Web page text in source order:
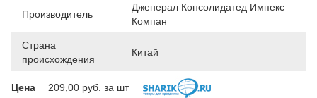
Производитель
Дженерал Консолидатед Импекс
Компан
Страна
происхождения
Китай
Цена 209,00 руб. за шт